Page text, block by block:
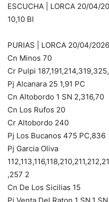
ESCUCHA | LORCA 20/04/
10,10 BI
PURIAS | LORCA 20/04/
Cn Minos 70
Cr Pulpi
Pj Alcanara 25 1,91 PC
Cn Altobordo 1 SN 2,316,70
Cn Los Rufos 20
Cr Altobordo 240
Pj Los Bucanos 475 PC,836
Pj Garcia Oliva
,257 2
Cn De Los Sicilias 15